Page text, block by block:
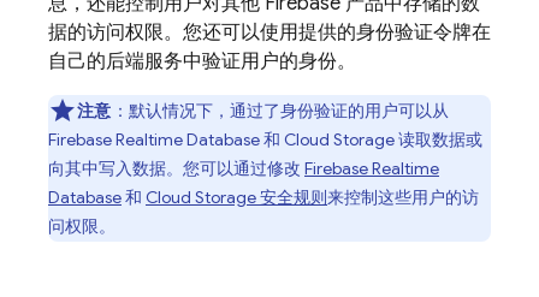
据的访问权限。您还可以使用提供的身份验证令牌在
自己的后端服务中验证用户的身份。
注意 ：默认情况下，通过了身份验证的用户可以从
Firebase Realtime Database和 Cloud Storage读取数据或
向其中写入数据。您可以通过修改 Firebase Realtime
Database和 Cloud Storage安全规则来控制这些用户的访
问权限。